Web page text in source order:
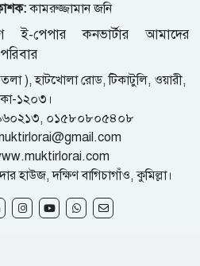
কামরুজ্জামান জনি
ই-পেপার কনভার্টার
আমাদের
পরিবার
), হাটখোলা রোড, টিকাটুলি, ওয়ারী,
১২০৩।
০১৫৮০৮০৫৪০৮
হাউজ, দক্ষিণ বাগিচাগাঁও, কুমিল্লা।